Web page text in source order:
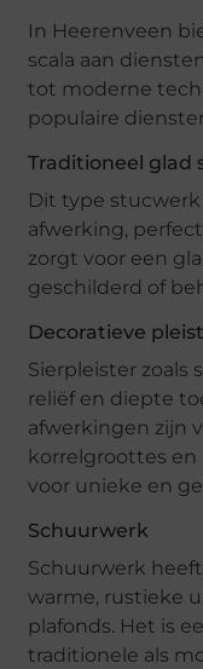
In Heerenveen
scala aan
tot moderne
populaire
Traditioneel glad
Dit type
afwerking,
zorgt voor een
geschilderd of
Decoratieve
Sierpleister zoals
reliëf en diepte
afwerkingen zijn
korrelgroottes en
voor unieke en
Schuurwerk
Schuurwerk
warme, rustieke
plafonds. Het is
traditionele als